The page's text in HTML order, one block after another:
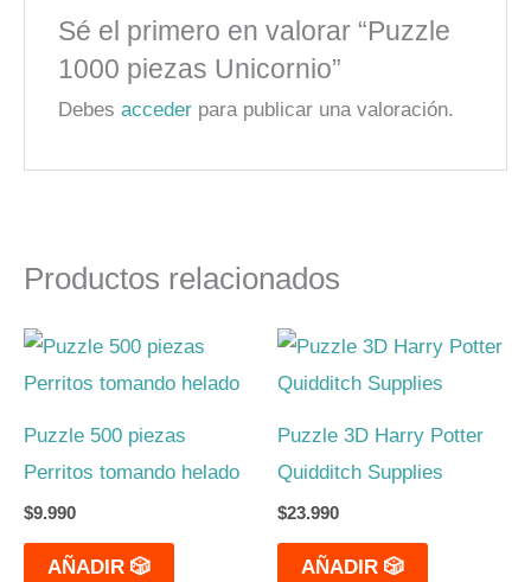
Sé el primero en valorar “Puzzle
1000 piezas Unicornio”
Debesacceder para publicar una valoración.
Productos relacionados
Puzzle 500 piezas
Perritos tomando helado
$9.990
AÑADIR 🎲
Puzzle 3D Harry Potter
Quidditch Supplies
$23.990
AÑADIR 🎲